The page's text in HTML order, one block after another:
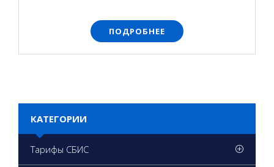
ПОДРОБНЕЕ
КАТЕГОРИИ
Тарифы СБИС